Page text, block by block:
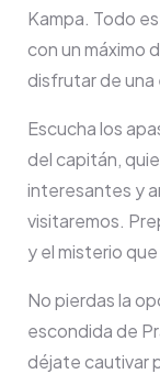
Kampa. Todo
con un máximo
disfrutar de una
Escucha los
del capitán,
interesantes y
visitaremos.
y el misterio
No pierdas la
escondida de
déjate cautivar